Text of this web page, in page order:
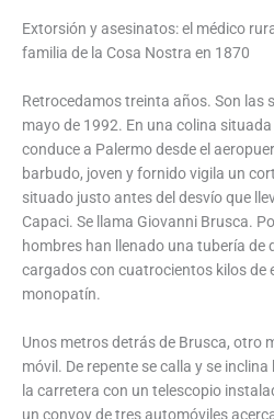
Extorsión y asesinatos: el médico
familia de la Cosa Nostra en 1870
Retrocedamos treinta años. Son las
mayo de 1992. En una colina
conduce a Palermo desde el
barbudo, joven y fornido vigila un
situado justo antes del desvío que
Capaci. Se llama Giovanni Brusca.
hombres han llenado una tubería de
cargados con cuatrocientos kilos de
monopatín.
Unos metros detrás de Brusca, otro
móvil. De repente se calla y se
la carretera con un telescopio
un convoy de tres automóviles